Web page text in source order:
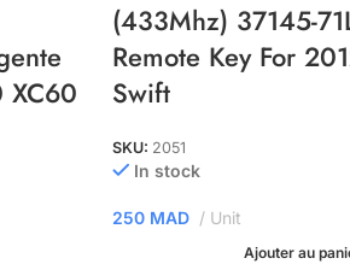
XC60
(433Mhz) 37145-
Remote Key For
Swift
SKU: 2051
In stock
250 MAD Unit
Ajouter au